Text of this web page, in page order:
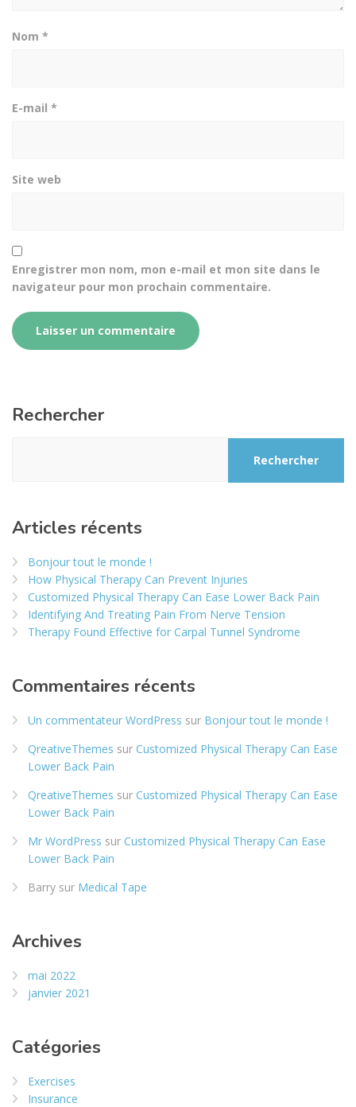
Nom *
E-mail *
Site web
Enregistrer mon nom, mon e-mail et mon site dans le
navigateur pour mon prochain commentaire.
Rechercher
Rechercher
Articles récents
Bonjour tout le monde !
How Physical Therapy Can Prevent Injuries
Customized Physical Therapy Can Ease Lower Back Pain
Identifying And Treating Pain From Nerve Tension
Therapy Found Effective for Carpal Tunnel Syndrome
Commentaires récents
Un commentateur WordPress sur Bonjour tout le monde !
QreativeThemes sur Customized Physical Therapy Can Ease
Lower Back Pain
QreativeThemes sur Customized Physical Therapy Can Ease
Lower Back Pain
Mr WordPress sur Customized Physical Therapy Can Ease
Lower Back Pain
Barry sur Medical Tape
Archives
mai 2022
janvier 2021
Catégories
Exercises
Insurance